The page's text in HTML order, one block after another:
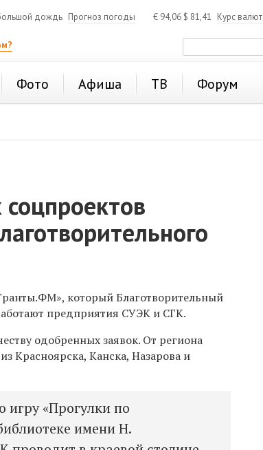
дождь Прогноз погоды € 94,06 $ 81,41 Курс валют
Фото Афиша ТВ Форум
который Благотворительный
предприятия СУЭК и СГК.
одобренных заявок. От региона
Красноярска, Канска, Назарова и
игру «Прогулки по
имени Н.